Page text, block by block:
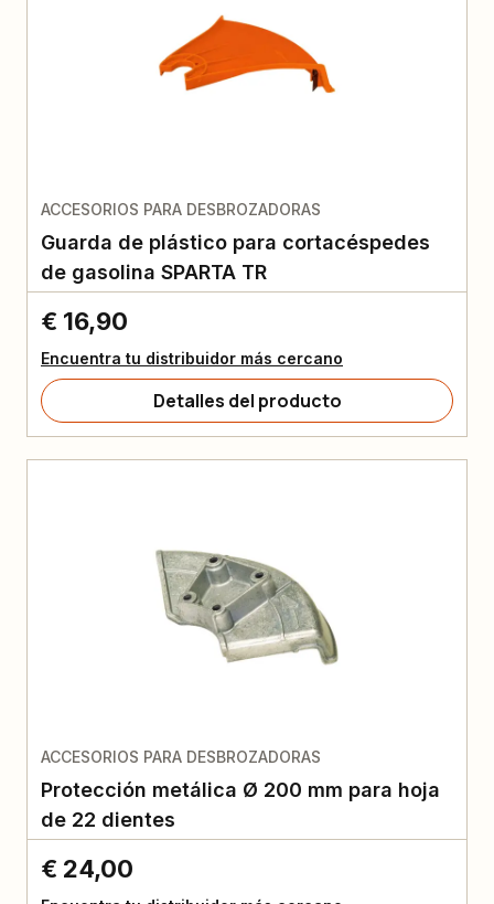
ACCESORIOS PARA DESBROZADORAS
Guarda de plástico para cortacéspedes
de gasolina SPARTA TR
€ 16,90
Encuentra tu distribuidor más cercano
Detalles del producto
ACCESORIOS PARA DESBROZADORAS
Protección metálica Ø 200 mm para hoja
de 22 dientes
€ 24,00